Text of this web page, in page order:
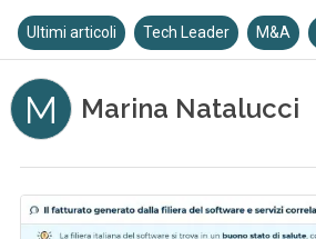
Ultimi articoli Tech Leader M&A
M Marina Natalucci